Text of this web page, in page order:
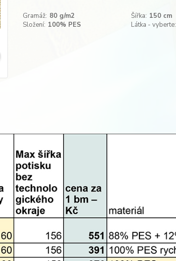
Gramáž: 80 g/m2 Šířka: 150 cm
Složení: 100% PES Látka - vyberte: